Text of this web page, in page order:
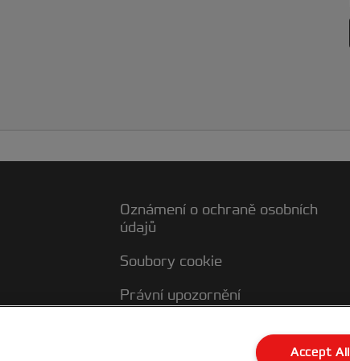
Oznámení o ochraně osobních
údajů
Soubory cookie
Právní upozornění
Accept All